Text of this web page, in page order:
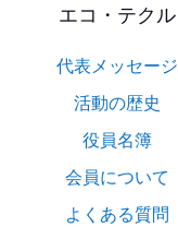
エコ・テクル
代表メッセージ
活動の歴史
役員名簿
会員について
よくある質問